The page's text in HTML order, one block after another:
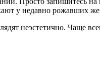
у недавно рожавших
неэстетично. Чаще